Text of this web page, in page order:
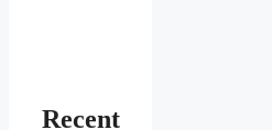
Recent